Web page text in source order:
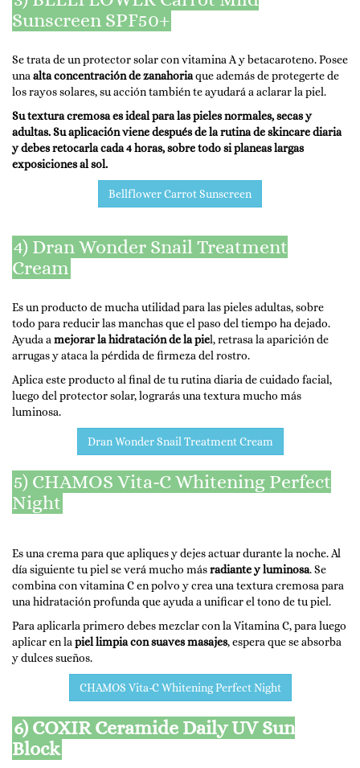
Sunscreen SPF50+
Se trata de un protector solar con vitamina A y betacaroteno. Posee
una alta concentración de zanahoriaque además de protegerte de
los rayos solares, su acción también te ayudará a aclarar la piel.
Su textura cremosa es ideal para las pieles normales, secas y
adultas. Su aplicación viene después de la rutina de skincare diaria
y debes retocarla cada 4 horas, sobre todo si planeas largas
exposiciones al sol.
Bellflower Carrot Sunscreen
4) Dran Wonder Snail Treatment
Cream
Es un producto de mucha utilidad para las pieles adultas, sobre
todo para reducir las manchas que el paso del tiempo ha dejado.
Ayuda a mejorar la hidratación de la piel, retrasa la aparición de
arrugas y ataca la pérdida de firmeza del rostro.
Aplica este producto al final de tu rutina diaria de cuidado facial,
luego del protector solar, lograrás una textura mucho más
luminosa.
Dran Wonder Snail Treatment Cream
5) CHAMOS Vita-C Whitening Perfect
Night
Es una crema para que apliques y dejes actuar durante la noche. Al
día siguiente tu piel se verá mucho másradiante y luminosa. Se
combina con vitamina C en polvo y crea una textura cremosa para
una hidratación profunda que ayuda a unificar el tono de tu piel.
Para aplicarla primero debes mezclar con la Vitamina C, para luego
aplicar en la piel limpia con suaves masajes, espera que se absorba
y dulces sueños.
CHAMOS Vita-C Whitening Perfect Night
6) COXIR Ceramide Daily UV Sun
Block